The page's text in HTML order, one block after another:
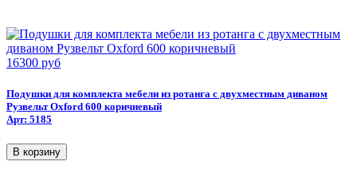
16300 руб
Подушки для комплекта мебели из ротанга с двухместным диваном
Рузвельт Oxford 600 коричневый
Арт: 5185